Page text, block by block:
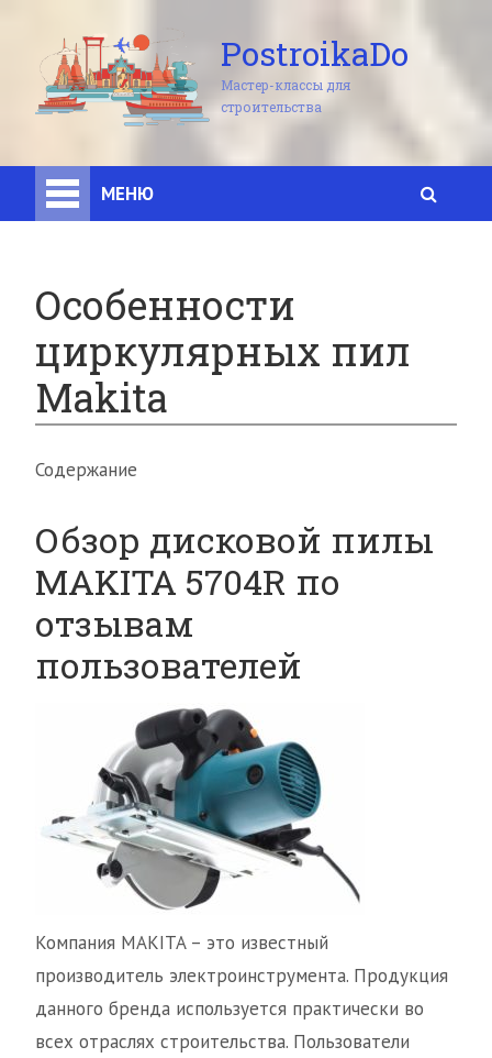
PostroikaDo
Мастер-классы для
строительства
МЕНЮ
Особенности
циркулярных пил
Makita
Содержание
Обзор дисковой пилы
MAKITA 5704R по
отзывам
пользователей
Компания MAKITA – это известный
производитель электроинструмента. Продукция
данного бренда используется практически во
всех отраслях строительства. Пользователи